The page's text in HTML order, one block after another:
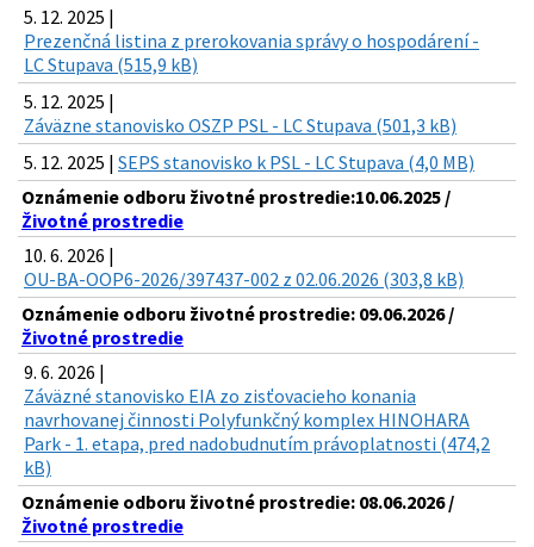
5. 12. 2025 |
Prezenčná listina z prerokovania správy o hospodárení -
LC Stupava (515,9 kB)
5. 12. 2025 |
Záväzne stanovisko OSZP PSL - LC Stupava (501,3 kB)
5. 12. 2025 | SEPS stanovisko k PSL - LC Stupava (4,0 MB)
Oznámenie odboru životné prostredie:10.06.2025 /
Životné prostredie
10. 6. 2026 |
OU-BA-OOP6-2026/397437-002 z 02.06.2026 (303,8 kB)
Oznámenie odboru životné prostredie: 09.06.2026 /
Životné prostredie
9. 6. 2026 |
Záväzné stanovisko EIA zo zisťovacieho konania
navrhovanej činnosti Polyfunkčný komplex HINOHARA
Park - 1. etapa, pred nadobudnutím právoplatnosti (474,2
kB)
Oznámenie odboru životné prostredie: 08.06.2026 /
Životné prostredie